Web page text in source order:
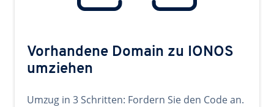
Vorhandene Domain zu IONOS
umziehen
Umzug in 3 Schritten: Fordern Sie den Code an.